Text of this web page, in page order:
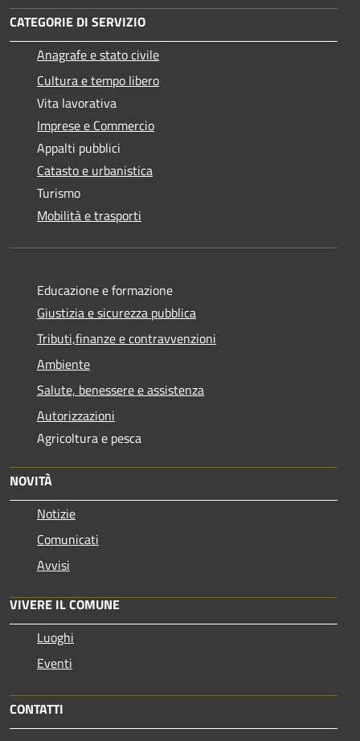
CATEGORIE DI SERVIZIO
Anagrafe e stato civile
Cultura e tempo libero
Vita lavorativa
Imprese e Commercio
Appalti pubblici
Catasto e urbanistica
Turismo
Mobilità e trasporti
Educazione e formazione
Giustizia e sicurezza pubblica
Tributi,finanze e contravvenzioni
Ambiente
Salute, benessere e assistenza
Autorizzazioni
Agricoltura e pesca
NOVITÀ
Notizie
Comunicati
Avvisi
VIVERE IL COMUNE
Luoghi
Eventi
CONTATTI